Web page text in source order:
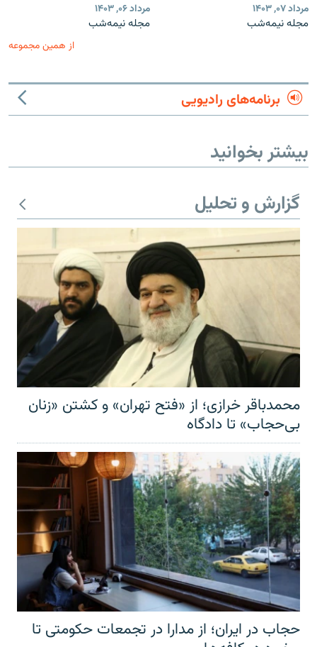
مرداد ۰۷, ۱۴۰۳
مجله نیمه‌شب
مرداد ۰۶, ۱۴۰۳
مجله نیمه‌شب
از همین مجموعه
برنامه‌های رادیویی
بیشتر بخوانید
گزارش و تحلیل
محمدباقر خرازی؛ از «فتح تهران» و کشتن «زنان
بی‌حجاب» تا دادگاه
حجاب در ایران؛ از مدارا در تجمعات حکومتی تا